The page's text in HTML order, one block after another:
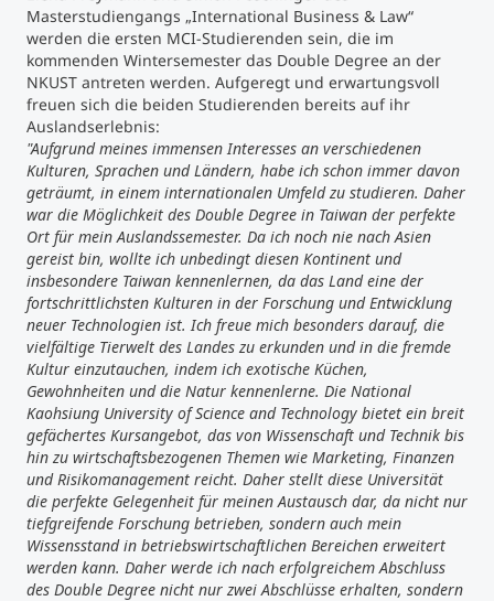
Masterstudiengangs „International Business & Law“
werden die ersten MCI-Studierenden sein, die im
kommenden Wintersemester das Double Degree an der
NKUST antreten werden. Aufgeregt und erwartungsvoll
freuen sich die beiden Studierenden bereits auf ihr
Auslandserlebnis:
"Aufgrund meines immensen Interesses an verschiedenen
Kulturen, Sprachen und Ländern, habe ich schon immer davon
geträumt, in einem internationalen Umfeld zu studieren. Daher
war die Möglichkeit des Double Degree in Taiwan der perfekte
Ort für mein Auslandssemester. Da ich noch nie nach Asien
gereist bin, wollte ich unbedingt diesen Kontinent und
insbesondere Taiwan kennenlernen, da das Land eine der
fortschrittlichsten Kulturen in der Forschung und Entwicklung
neuer Technologien ist. Ich freue mich besonders darauf, die
vielfältige Tierwelt des Landes zu erkunden und in die fremde
Kultur einzutauchen, indem ich exotische Küchen,
Gewohnheiten und die Natur kennenlerne. Die National
Kaohsiung University of Science and Technology bietet ein breit
gefächertes Kursangebot, das von Wissenschaft und Technik bis
hin zu wirtschaftsbezogenen Themen wie Marketing, Finanzen
und Risikomanagement reicht. Daher stellt diese Universität
die perfekte Gelegenheit für meinen Austausch dar, da nicht nur
tiefgreifende Forschung betrieben, sondern auch mein
Wissensstand in betriebswirtschaftlichen Bereichen erweitert
werden kann. Daher werde ich nach erfolgreichem Abschluss
des Double Degree nicht nur zwei Abschlüsse erhalten, sondern